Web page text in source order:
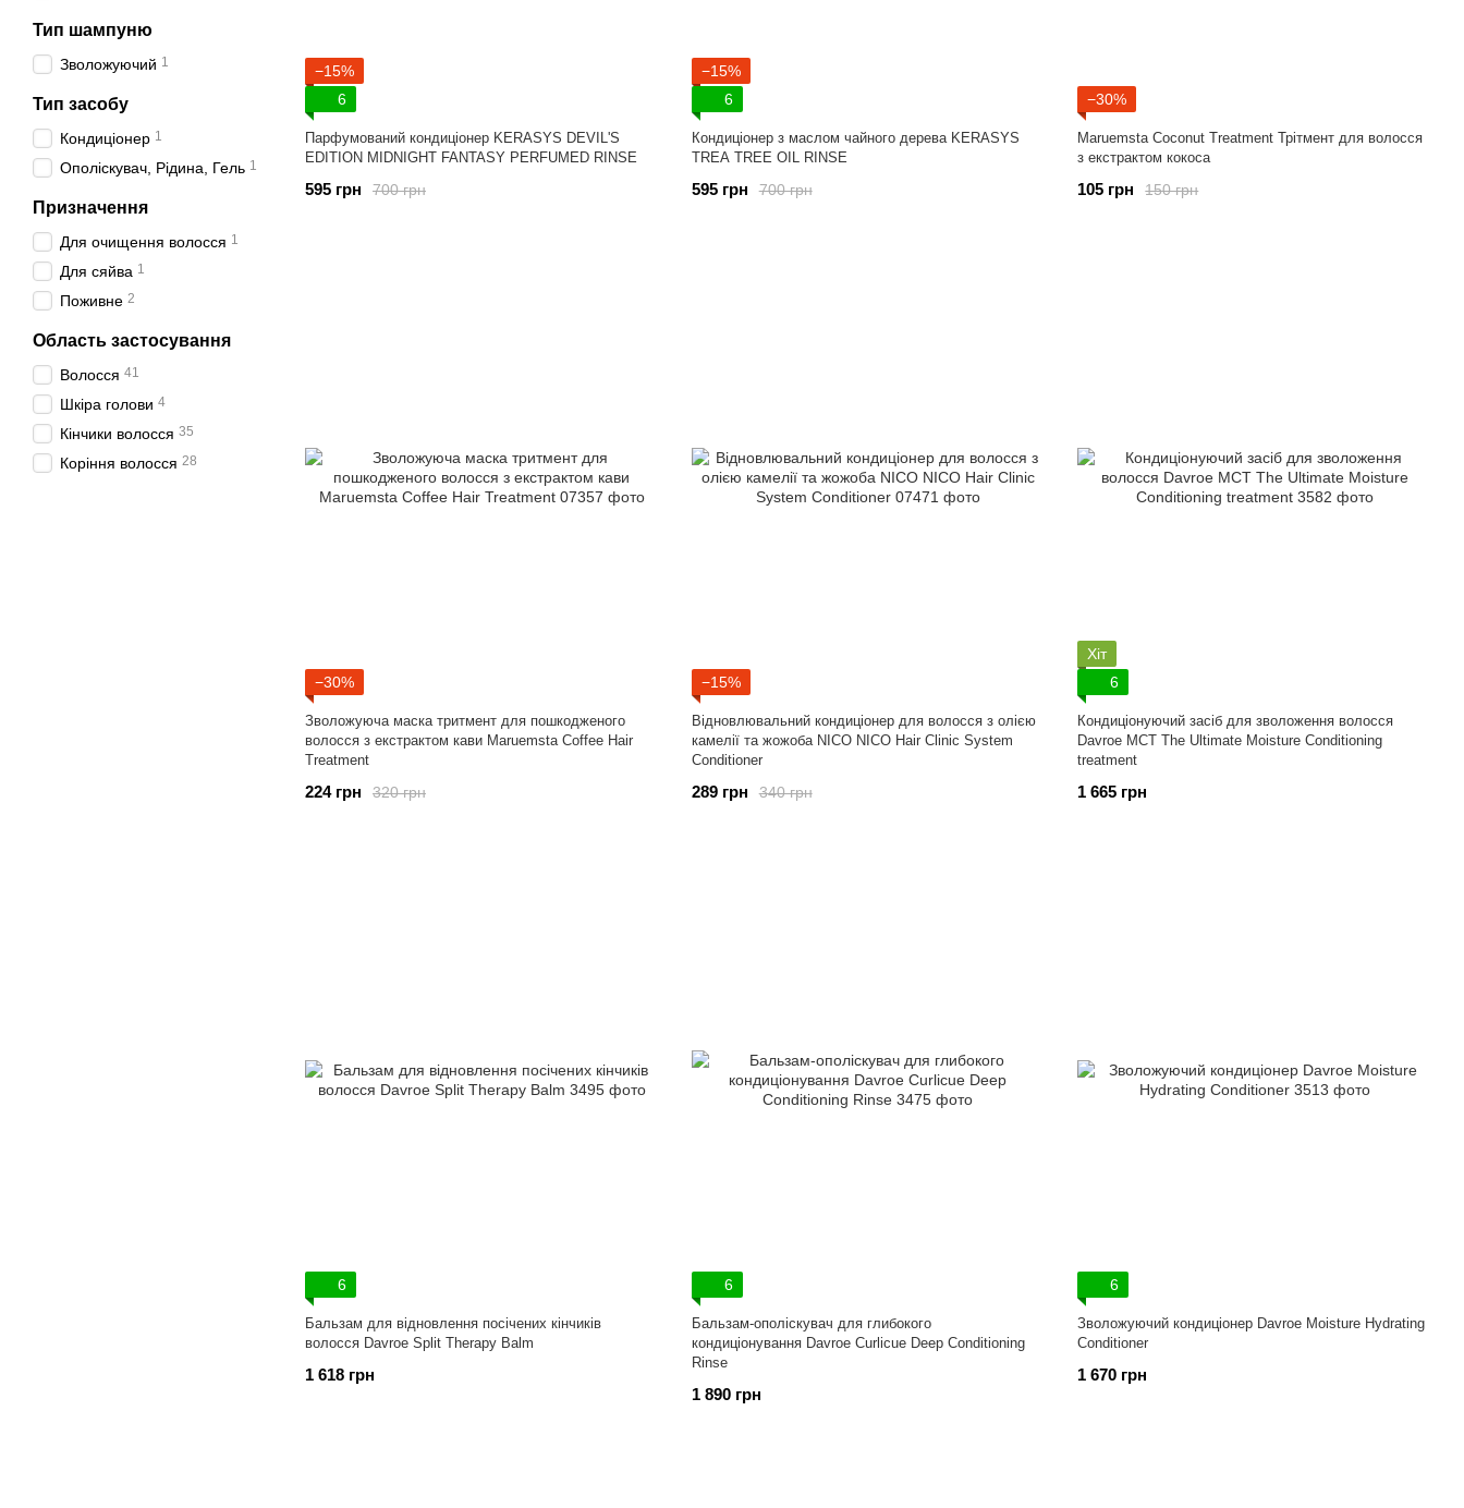
−15%
6
Парфумований кондиціонер KERASYS DEVIL'S
EDITION MIDNIGHT FANTASY PERFUMED RINSE
700 грн
595 грн
−15%
6
Кондиціонер з маслом чайного дерева KERASYS
TREA TREE OIL RINSE
700 грн
595 грн
−30%
Maruemsta Coconut Treatment Трітмент для волосся
з екстрактом кокоса
150 грн
105 грн
−30%
Зволожуюча маска тритмент для пошкодженого
волосся з екстрактом кави Maruemsta Coffee Hair
Treatment
320 грн
224 грн
−15%
Відновлювальний кондиціонер для волосся з олією
камелії та жожоба NICO NICO Hair Clinic System
Conditioner
340 грн
289 грн
Хіт
6
Кондиціонуючий засіб для зволоження волосся
Davroe MCT The Ultimate Moisture Conditioning
treatment
1 665 грн
6
Бальзам для відновлення посічених кінчиків
волосся Davroe Split Therapy Balm
1 618 грн
6
Бальзам-ополіскувач для глибокого
кондиціонування Davroe Curlicue Deep Conditioning
Rinse
1 890 грн
6
Зволожуючий кондиціонер Davroe Moisture Hydrating
Conditioner
1 670 грн
Тип шампуню
Зволожуючий 1
Тип засобу
Кондиціонер 1
Ополіскувач, Рідина, Гель 1
Призначення
Для очищення волосся 1
Для сяйва 1
Поживне 2
Область застосування
Волосся 41
Шкіра голови 4
Кінчики волосся 35
Коріння волосся 28